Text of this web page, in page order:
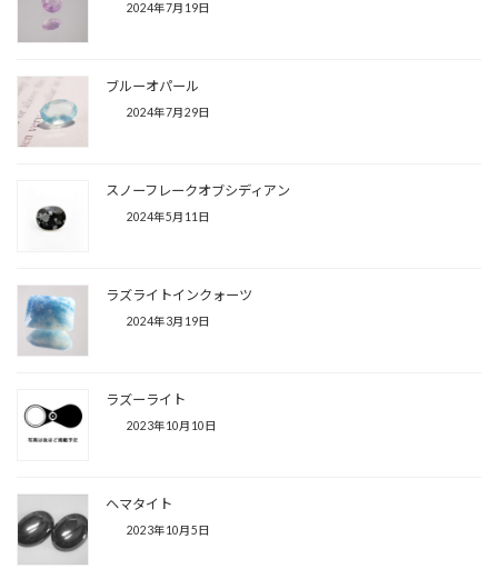
2024年7月19日
ブルーオパール
2024年7月29日
スノーフレークオブシディアン
2024年5月11日
ラズライトインクォーツ
2024年3月19日
ラズーライト
2023年10月10日
ヘマタイト
2023年10月5日